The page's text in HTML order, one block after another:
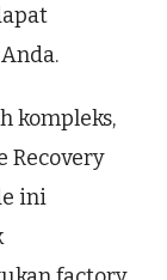
kompleks,
Recovery
ini